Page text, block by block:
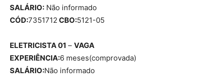
SALÁRIO: Não informado
CÓD:7351712 CBO:5121-05
ELETRICISTA 01 – VAGA
EXPERIÊNCIA:6 meses(comprovada)
SALÁRIO:Não informado